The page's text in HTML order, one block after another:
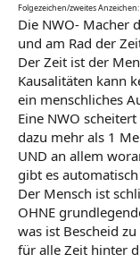
Folgezeichen/zweites
Die NWO- Macher
und am Rad der
Der Zeit ist der
Kausalitäten kann
ein menschliches
Eine NWO
dazu mehr als 1
UND an allem
gibt es
Der Mensch ist
OHNE
was ist Bescheid
für alle Zeit hinter